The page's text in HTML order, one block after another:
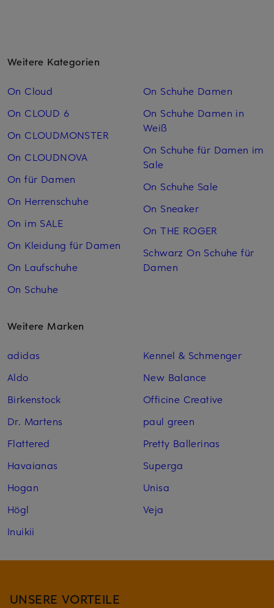
Weitere Kategorien
On Cloud
On CLOUD 6
On CLOUDMONSTER
On CLOUDNOVA
On für Damen
On Herrenschuhe
On im SALE
On Kleidung für Damen
On Laufschuhe
On Schuhe
On Schuhe Damen
On Schuhe Damen in
Weiß
On Schuhe für Damen im
Sale
On Schuhe Sale
On Sneaker
On THE ROGER
Schwarz On Schuhe für
Damen
Weitere Marken
adidas
Aldo
Birkenstock
Dr. Martens
Flattered
Havaianas
Hogan
Högl
Inuikii
Kennel & Schmenger
New Balance
Officine Creative
paul green
Pretty Ballerinas
Superga
Unisa
Veja
UNSERE VORTEILE